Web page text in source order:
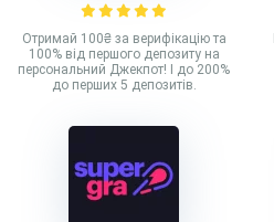
Отримай 100₴ за верифікацію та
100% від першого депозиту на
персональний Джекпот! І до 200%
до перших 5 депозитів.